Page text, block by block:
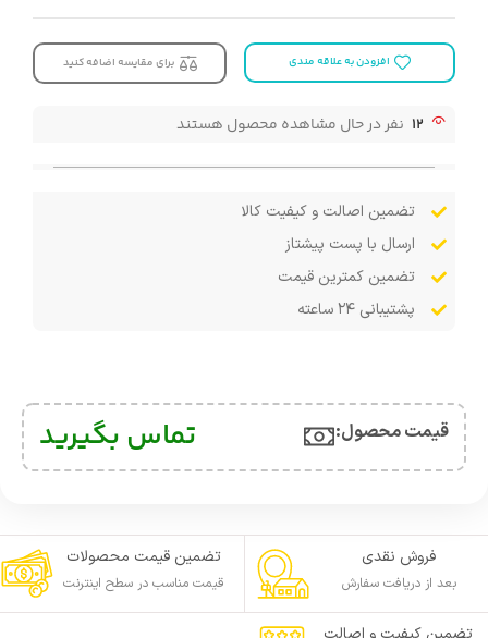
افزودن به علاقه مندی برای مقایسه اضافه کنید
12 نفر در حال مشاهده محصول هستند
تضمین اصالت و کیفیت کالا
ارسال با پست پیشتاز
تضمین کمترین قیمت
پشتیبانی ۲۴ ساعته
قیمت محصول:​ تماس بگیرید
فروش نقدی
بعد از دریافت سفارش
تضمین قیمت محصولات
قیمت مناسب در سطح اینترنت